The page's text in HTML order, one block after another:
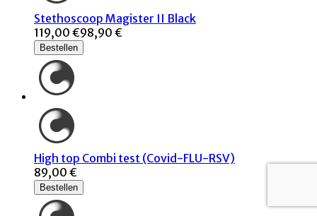
Stethoscoop Magister II Black
119,00 €98,90 €
Bestellen
High top Combi test (Covid-FLU-RSV)
89,00 €
Bestellen